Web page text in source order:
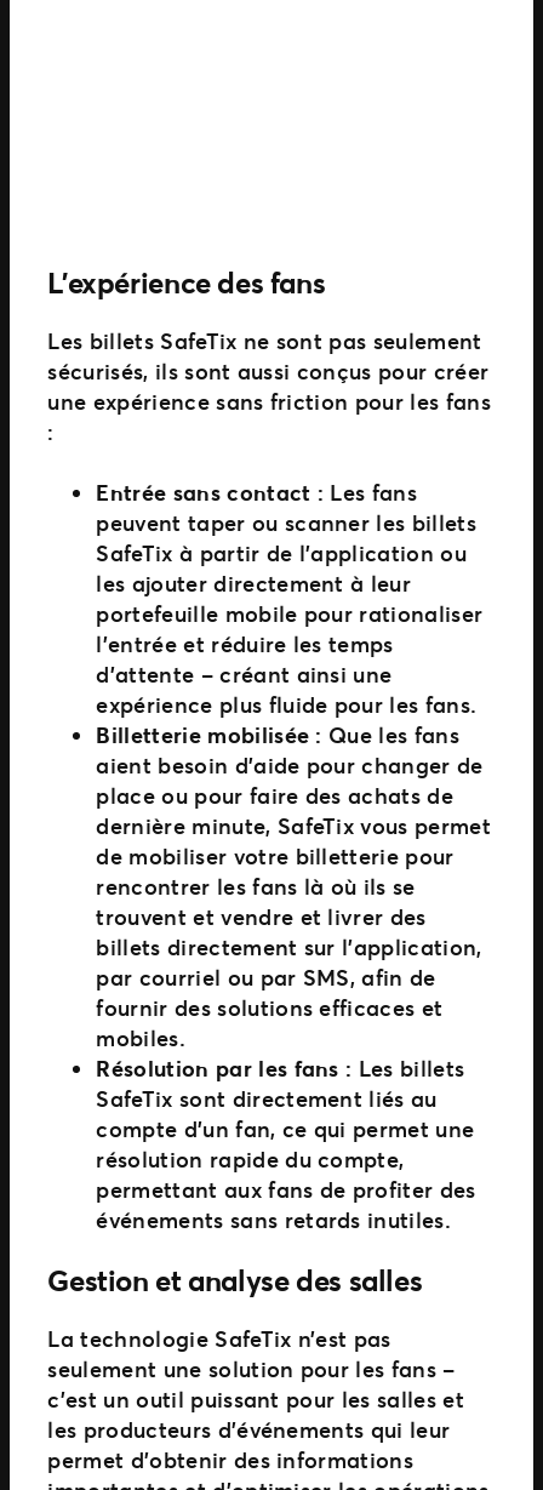
L’expérience des fans
Les billets SafeTix ne sont pas seulement
sécurisés, ils sont aussi conçus pour créer
une expérience sans friction pour les fans
:
Entrée sans contact : Les fans
peuvent taper ou scanner les billets
SafeTix à partir de l’application ou
les ajouter directement à leur
portefeuille mobile pour rationaliser
l’entrée et réduire les temps
d’attente – créant ainsi une
expérience plus fluide pour les fans.
Billetterie mobilisée : Que les fans
aient besoin d’aide pour changer de
place ou pour faire des achats de
dernière minute, SafeTix vous permet
de mobiliser votre billetterie pour
rencontrer les fans là où ils se
trouvent et vendre et livrer des
billets directement sur l’application,
par courriel ou par SMS, afin de
fournir des solutions efficaces et
mobiles.
Résolution par les fans : Les billets
SafeTix sont directement liés au
compte d’un fan, ce qui permet une
résolution rapide du compte,
permettant aux fans de profiter des
événements sans retards inutiles.
Gestion et analyse des salles
La technologie SafeTix n’est pas
seulement une solution pour les fans –
c’est un outil puissant pour les salles et
les producteurs d’événements qui leur
permet d’obtenir des informations